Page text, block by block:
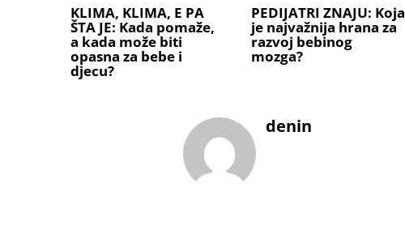
KLIMA, KLIMA, E PA
ŠTA JE: Kada pomaže,
a kada može biti
opasna za bebe i
djecu?
PEDIJATRI ZNAJU: Koja
je najvažnija hrana za
razvoj bebinog
mozga?
denin